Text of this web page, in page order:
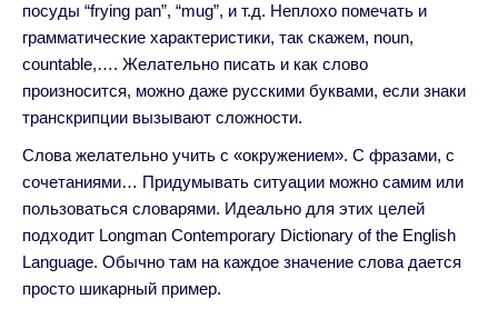
посуды “frying pan”, “mug”, и т.д. Неплохо помечать и
грамматические характеристики, так скажем, noun,
countable,…. Желательно писать и как слово
произносится, можно даже русскими буквами, если знаки
транскрипции вызывают сложности.
Слова желательно учить с «окружением». С фразами, с
сочетаниями… Придумывать ситуации можно самим или
пользоваться словарями. Идеально для этих целей
подходит Longman Contemporary Dictionary of the English
Language. Обычно там на каждое значение слова дается
просто шикарный пример.